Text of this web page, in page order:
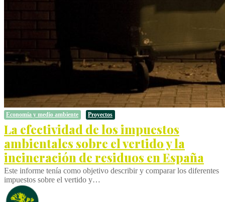
Economía y medio ambiente Proyectos
La efectividad de los impuestos
ambientales sobre el vertido y la
incineración de residuos en España
Este informe tenía como objetivo describir y comparar los diferentes
impuestos sobre el vertido y…